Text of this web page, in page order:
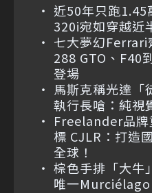
近50年只跑1.45
320i宛如穿越近
七大夢幻Ferrari
288 GTO、F40
登場
馬斯克稱光達「
執行長嗆：純視
Freelander品牌
標 CJLR：打造
全球！
棕色手排「大牛
唯一Murciélago